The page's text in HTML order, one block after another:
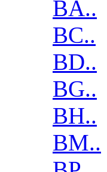
BA..
BC..
BD..
BG..
BH..
BM..